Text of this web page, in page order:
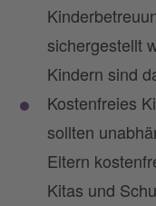
sichergestellt
Kindern sind
Kostenfreies
sollten
Eltern
Kitas und